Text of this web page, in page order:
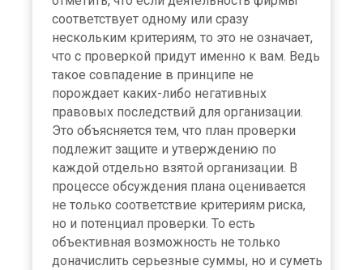
соответствует одному или сразу
нескольким критериям, то это не означает,
что с проверкой придут именно к вам. Ведь
такое совпадение в принципе не
порождает каких-либо негативных
правовых последствий для организации.
Это объясняется тем, что план проверки
подлежит защите и утверждению по
каждой отдельно взятой организации. В
процессе обсуждения плана оценивается
не только соответствие критериям риска,
но и потенциал проверки. То есть
объективная возможность не только
доначислить серьезные суммы, но и суметь